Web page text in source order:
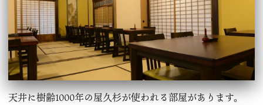
天井に樹齢1000年の屋久杉が使われる部屋があります。